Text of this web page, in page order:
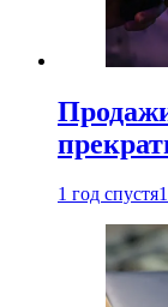
1 год спустя